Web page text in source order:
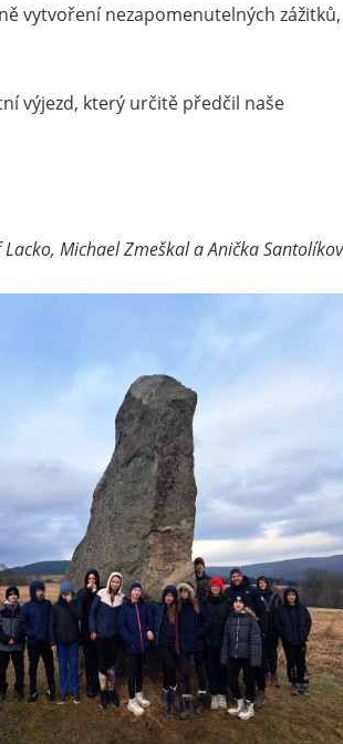
vytvoření nezapomenutelných zážitků,
výjezd, který určitě předčil naše
Michael Zmeškal a Anička